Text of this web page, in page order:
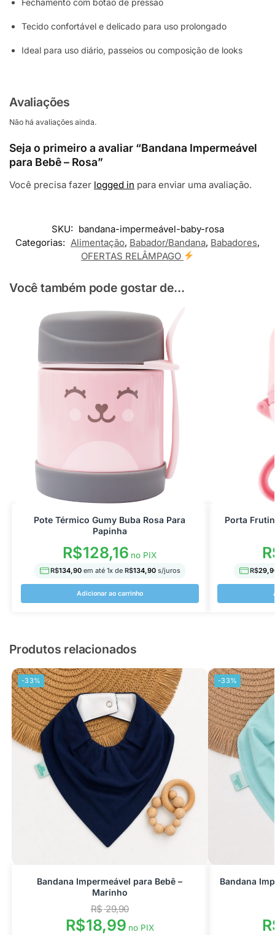
Tecido confortável e delicado para uso prolongado
Ideal para uso diário, passeios ou composição de looks
Avaliações
Não há avaliações ainda.
Seja o primeiro a avaliar “Bandana Impermeável
para Bebê – Rosa”
Você precisa fazer logged in para enviar uma avaliação.
SKU: bandana-impermeável-baby-rosa
Categorias: Alimentação, Babador/Bandana, Babadores,
OFERTAS RELÂMPAGO
Você também pode gostar de...
Pote Térmico Gumy Buba Rosa Para
Papinha
R$128,16 no PIX
R$134,90 em até 1x de R$134,90s/juros
Adicionar ao carrinho
Porta
R$
Produtos relacionados
-33%
Bandana Impermeável para Bebê –
Marinho
R$29,90
R$18,99no PIX
-33%
Bandana